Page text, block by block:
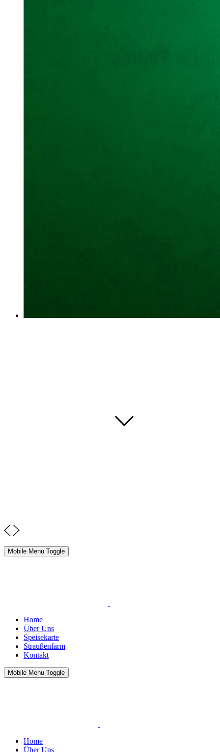
Mobile Menu Toggle
Home
Über Uns
Speisekarte
Straußenfarm
Kontakt
Mobile Menu Toggle
Home
Über Uns